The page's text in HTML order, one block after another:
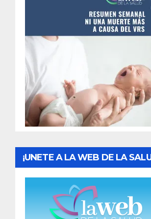
¡UNETE A LA WEB DE LA